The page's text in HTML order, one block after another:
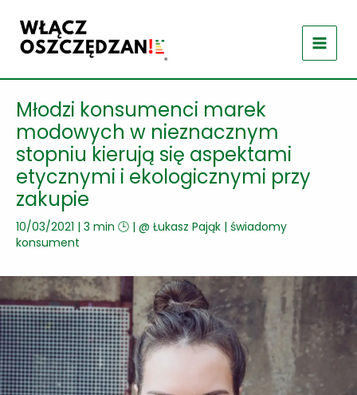
treści
Młodzi konsumenci marek
modowych w nieznacznym
stopniu kierują się aspektami
etycznymi i ekologicznymi przy
zakupie
10/03/2021 | 3 min 🕒 | @ Łukasz Pająk | świadomy
konsument